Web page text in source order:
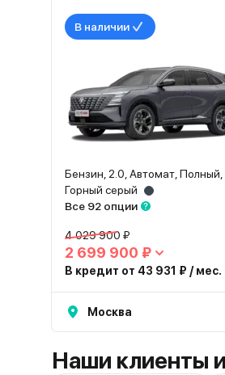
В наличии
Бензин, 2.0, Автомат, Полный,
Горный серый
Все 92 опции
4 029 900 ₽
2 699 900 ₽
В кредит от 43 931 ₽ / мес.
Москва
Наши клиенты